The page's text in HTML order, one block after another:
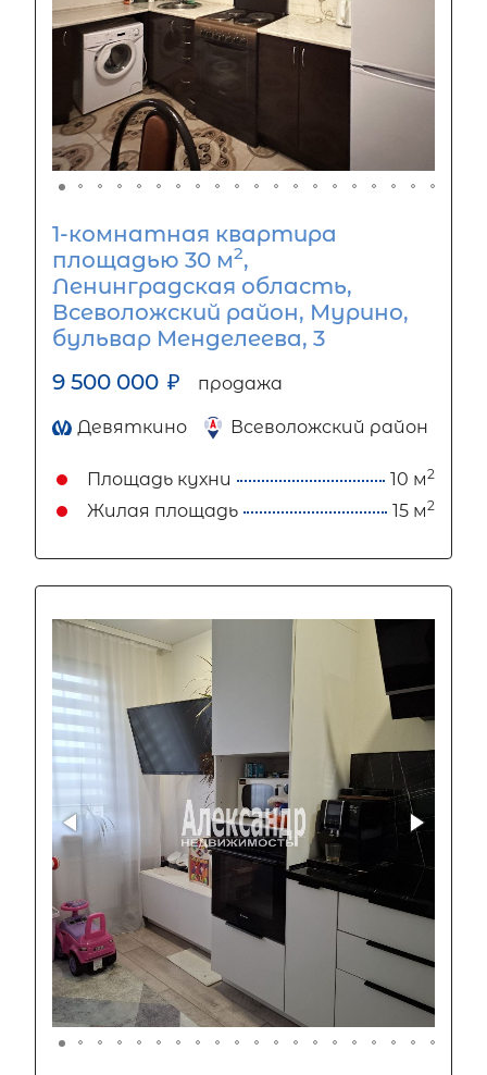
1-комнатная квартира
площадью 30 м2,
Ленинградская область,
Всеволожский район, Мурино,
бульвар Менделеева, 3
9 500 000 ₽ продажа
Девяткино Всеволожский район
Площадь кухни 10 м2
Жилая площадь 15 м2